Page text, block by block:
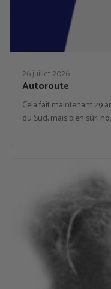
26 juillet 2026
Autoroute
Cela fait maintenant 29
du Sud, mais bien sûr,